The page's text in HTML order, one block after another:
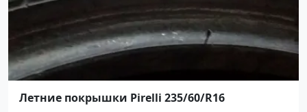
Летние покрышки Pirelli 235/60/R16